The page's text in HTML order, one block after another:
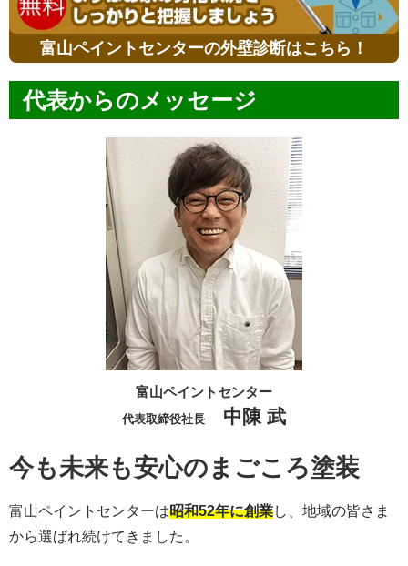
富山ペイントセンターの外壁診断はこちら！
代表からのメッセージ
富山ペイントセンター
代表取締役社長 中陳 武
今も未来も安心のまごころ塗装
富山ペイントセンターは昭和52年に創業し、地域の皆さま
から選ばれ続けてきました。